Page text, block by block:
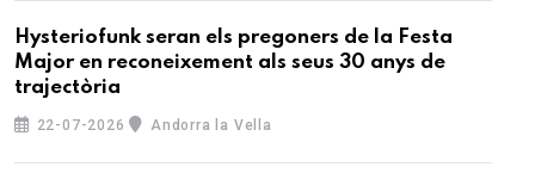
Hysteriofunk seran els pregoners de la Festa
Major en reconeixement als seus 30 anys de
trajectòria
22-07-2026 Andorra la Vella